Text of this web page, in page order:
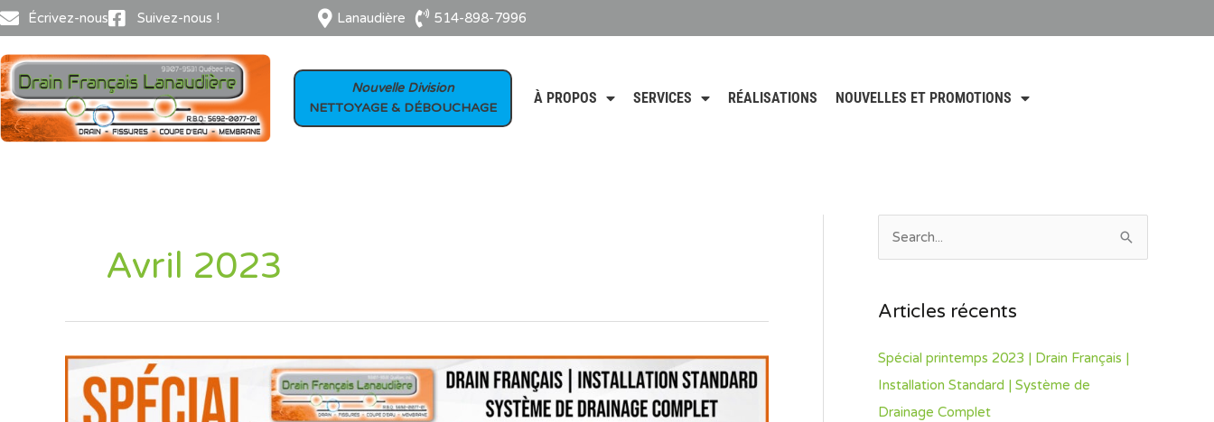
Aller
contenu
Écrivez-nous Suivez-nous ! Lanaudière 514-898-7996
Nouvelle Division
NETTOYAGE & DÉBOUCHAGE
À PROPOS SERVICES RÉALISATIONS NOUVELLES ET PROMOTIONS
Avril 2023
Spécial
printemps
2023
r
c
h
f
Articles récents
Spécial printemps 2023 | Drain Français |
Installation Standard | Système de
Drainage Complet